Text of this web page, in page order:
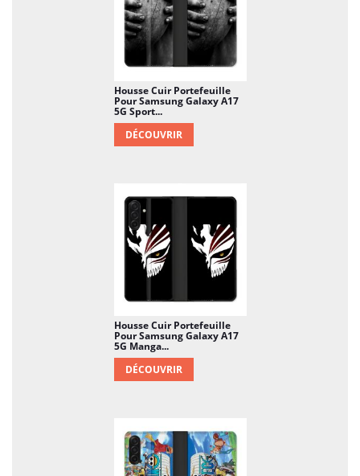
Housse Cuir Portefeuille
Pour Samsung Galaxy A17
5G Sport...
DÉCOUVRIR
Housse Cuir Portefeuille
Pour Samsung Galaxy A17
5G Manga...
DÉCOUVRIR